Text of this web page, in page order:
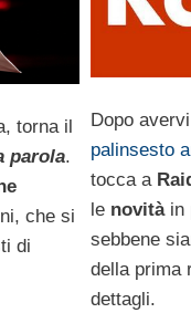
torna il
parola.
che si
di
Dopo
palinsesto
tocca a
lenovitàin
sebbene
della prima
dettagli.